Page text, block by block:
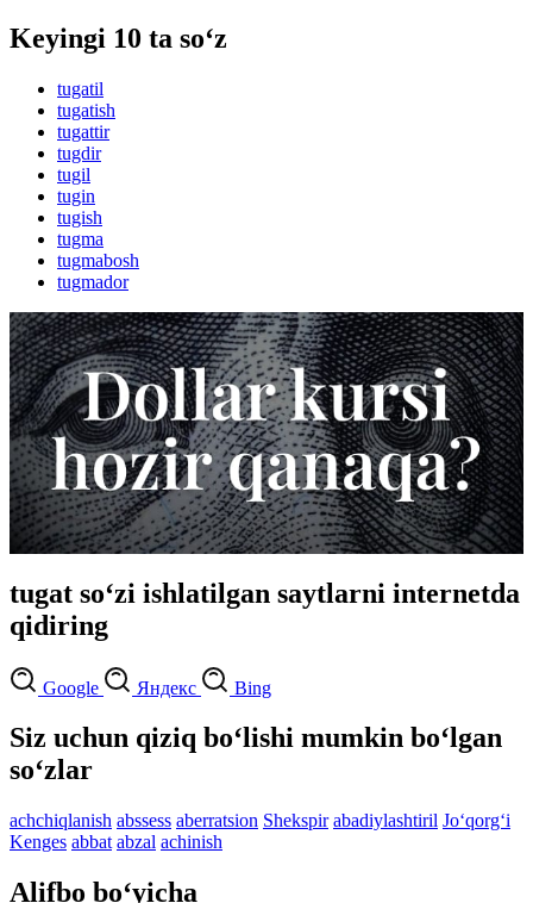
Keyingi 10 ta so‘z
tugatil
tugatish
tugattir
tugdir
tugil
tugin
tugish
tugma
tugmabosh
tugmador
tugat so‘zi ishlatilgan saytlarni internetda
qidiring
Google Яндекс Bing
Siz uchun qiziq bo‘lishi mumkin bo‘lgan
so‘zlar
achchiqlanish abssess aberratsion Shekspir abadiylashtiril Jo‘qorg‘i
Kenges abbat abzal achinish
Alifbo bo‘yicha